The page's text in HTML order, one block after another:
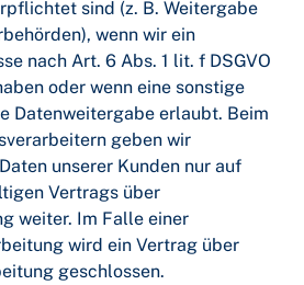
sind (z. B. Weitergabe
wenn wir ein
nach Art. 6 Abs. 1 lit. f DSGVO
oder wenn eine sonstige
Datenweitergabe erlaubt. Beim
geben wir
unserer Kunden nur auf
Vertrags über
weiter. Im Falle einer
wird ein Vertrag über
geschlossen.